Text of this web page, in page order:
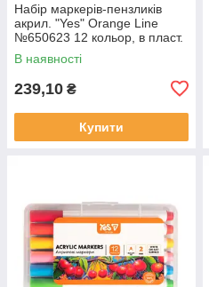
Набір маркерів-пензликів
акрил. "Yes" Orange Line
№650623 12 кольор, в пласт.
коробці
В наявності
239,10 ₴
Купити